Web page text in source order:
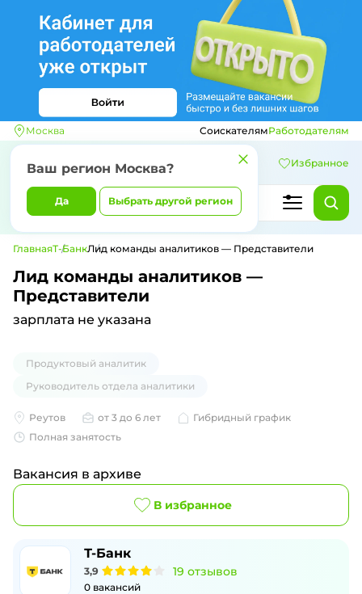
Москва
Ваш регион Москва?
Да Выбрать другой регион
СоискателямРаботодателям
Избранное
ГлавнаяТ-БанкЛид команды аналитиков — Представители
Лид команды аналитиков —
Представители
зарплата не указана
Продуктовый аналитик
Руководитель отдела аналитики
Реутов от 3 до 6 лет
Гибридный график
Полная занятость
Вакансия в архиве
В избранное
Т-Банк
3,9 19 отзывов
0 вакансий